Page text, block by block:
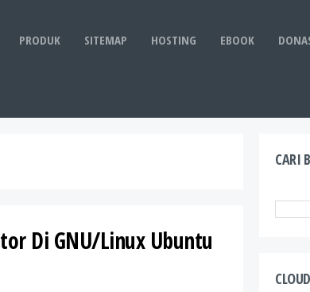
EBOOK
HOSTING
SITEMAP
PRODUK
Di GNU/Linux Ubuntu
CARI